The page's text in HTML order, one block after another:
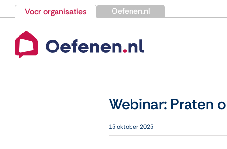
naar
inhoud
Voor organisaties Oefenen.nl
Webinar: Praten
15 oktober 2025